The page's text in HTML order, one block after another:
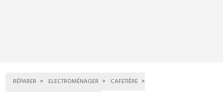
RÉPARER ELECTROMÉNAGER
CAFETIÈRE